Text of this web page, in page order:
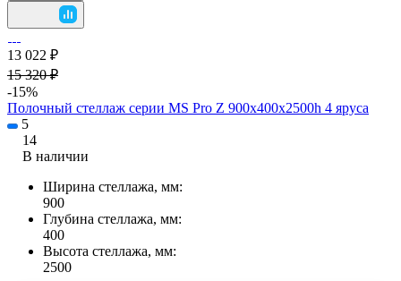
13 022 ₽
15 320 ₽
-15%
Полочный стеллаж серии MS Pro Z 900x400х2500h 4 яруса
5
14
В наличии
Ширина стеллажа, мм:
900
Глубина стеллажа, мм:
400
Высота стеллажа, мм:
2500